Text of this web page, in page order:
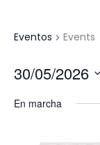
Eventos Events
30/05/2026
fecha.
En marcha